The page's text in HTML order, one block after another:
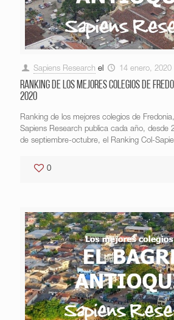
Sapiens Research el 14 enero, 2020
Ranking de los mejores colegios de
2020
Ranking de los mejores colegios de
Sapiens Research publica cada año, desde
de septiembre-octubre, el Ranking Col-
0